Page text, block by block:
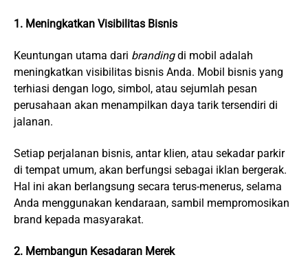
1. Meningkatkan Visibilitas Bisnis
Keuntungan utama dari brandingdi mobil adalah
meningkatkan visibilitas bisnis Anda. Mobil bisnis yang
terhiasi dengan logo, simbol, atau sejumlah pesan
perusahaan akan menampilkan daya tarik tersendiri di
jalanan.
Setiap perjalanan bisnis, antar klien, atau sekadar parkir
di tempat umum, akan berfungsi sebagai iklan bergerak.
Hal ini akan berlangsung secara terus-menerus, selama
Anda menggunakan kendaraan, sambil mempromosikan
brand kepada masyarakat.
2. Membangun Kesadaran Merek